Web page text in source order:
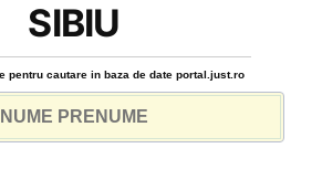
SIBIU
pentru cautare in baza de date portal.just.ro